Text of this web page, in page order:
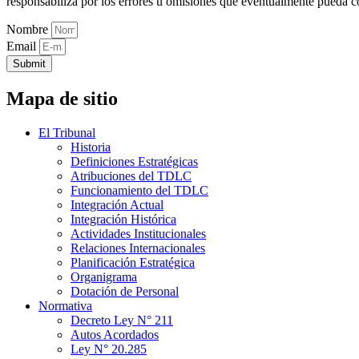
Nombre
Email
Submit
Mapa de sitio
El Tribunal
Historia
Definiciones Estratégicas
Atribuciones del TDLC
Funcionamiento del TDLC
Integración Actual
Integración Histórica
Actividades Institucionales
Relaciones Internacionales
Planificación Estratégica
Organigrama
Dotación de Personal
Normativa
Decreto Ley N° 211
Autos Acordados
Ley N° 20.285